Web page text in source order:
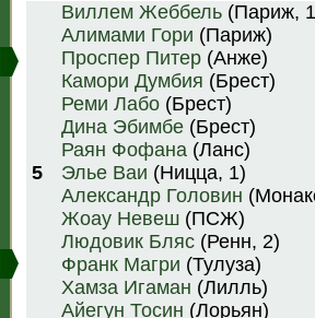
5
Виллем Жеббель (Париж,
Алимами Гори (Париж)
Проспер Питер (Анже)
Камори Думбия (Брест)
Реми Лабо (Брест)
Дина Эбимбе (Брест)
Раян Фофана (Ланс)
Элье Ваи (Ницца, 1)
Александр Головин
Жоау Невеш (ПСЖ)
Людовик Бляс (Ренн, 2)
Франк Магри (Тулуза)
Хамза Игаман (Лилль)
Айегун Тосин (Лорьян)